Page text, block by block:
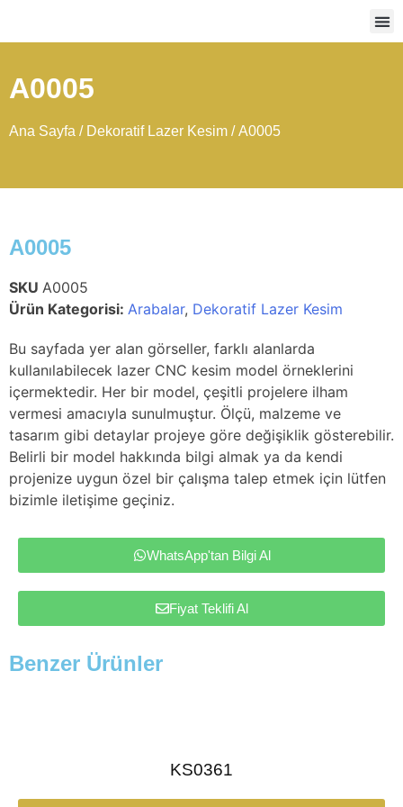
A0005
Ana Sayfa / Dekoratif Lazer Kesim / A0005
A0005
SKU A0005
Ürün Kategorisi: Arabalar, Dekoratif Lazer Kesim
Bu sayfada yer alan görseller, farklı alanlarda
kullanılabilecek lazer CNC kesim model örneklerini
içermektedir. Her bir model, çeşitli projelere ilham
vermesi amacıyla sunulmuştur. Ölçü, malzeme ve
tasarım gibi detaylar projeye göre değişiklik gösterebilir.
Belirli bir model hakkında bilgi almak ya da kendi
projenize uygun özel bir çalışma talep etmek için lütfen
bizimle iletişime geçiniz.
WhatsApp'tan Bilgi Al
Fiyat Teklifi Al
Benzer Ürünler
KS0361